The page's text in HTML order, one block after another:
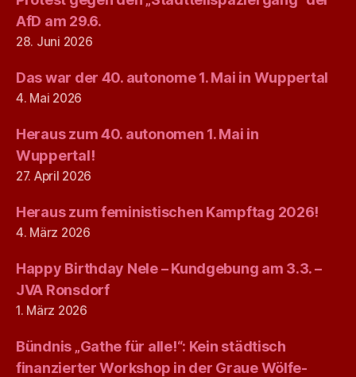
AfD am 29.6.
28. Juni 2026
Das war der 40. autonome 1. Mai in Wuppertal
4. Mai 2026
Heraus zum 40. autonomen 1. Mai in
Wuppertal!
27. April 2026
Heraus zum feministischen Kampftag 2026!
4. März 2026
Happy Birthday Nele – Kundgebung am 3.3. –
JVA Ronsdorf
1. März 2026
Bündnis „Gathe für alle!“: Kein städtisch
finanzierter Workshop in der Graue Wölfe-